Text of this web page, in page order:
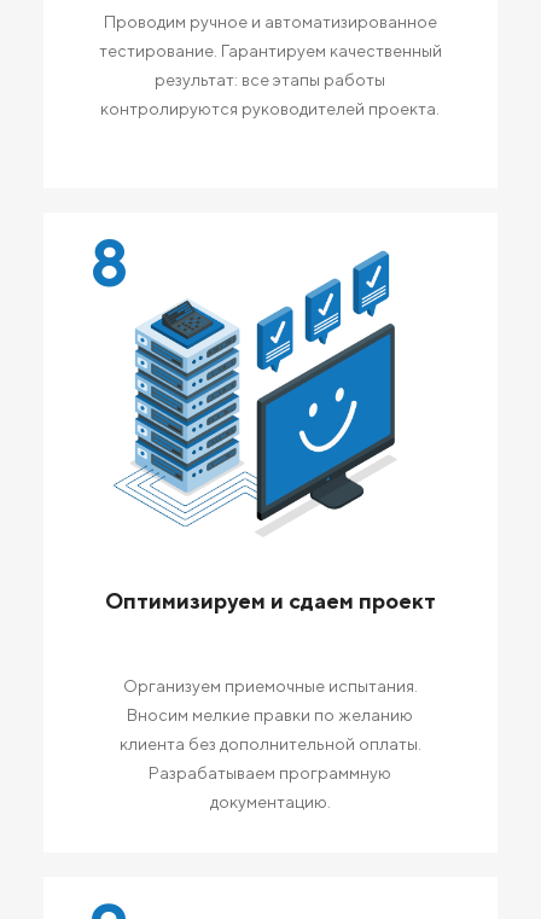
Проводим ручное и автоматизированное
тестирование. Гарантируем качественный
результат: все этапы работы
контролируются руководителей проекта.
8
Оптимизируем и сдаем проект
Организуем приемочные испытания.
Вносим мелкие правки по желанию
клиента без дополнительной оплаты.
Разрабатываем программную
документацию.